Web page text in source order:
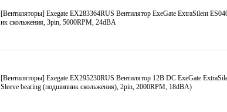
[Вентиляторы] Exegate EX283364RUS Вентилятор ExeGate ExtraSilent
ик скольжения, 3pin, 5000RPM, 24dBA
[Вентиляторы] Exegate EX295230RUS Вентилятор 12В DC ExeGate
Sleeve bearing (подшипник скольжения), 2pin, 2000RPM, 18dBA)